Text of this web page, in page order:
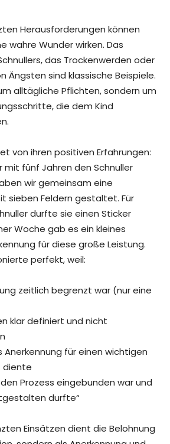
Herausforderungen können
wahre Wunder wirken. Das
das Trockenwerden oder
Ängsten sind klassische Beispiele.
alltägliche Pflichten, sondern um
die dem Kind
von ihren positiven Erfahrungen:
mit fünf Jahren den Schnuller
wir gemeinsam eine
sieben Feldern gestaltet. Für
durfte sie einen Sticker
Woche gab es ein kleines
für diese große Leistung.
perfekt, weil:
zeitlich begrenzt war (nur eine
klar definiert und nicht
Anerkennung für einen wichtigen
diente
Prozess eingebunden war und
durfte“
Einsätzen dient die Belohnung